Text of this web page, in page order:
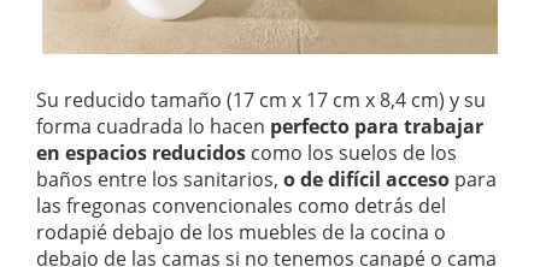
Su reducido tamaño (17 cm x 17 cm x 8,4 cm) y su
forma cuadrada lo hacen perfecto para trabajar
en espacios reducidos como los suelos de los
baños entre los sanitarios, o de difícil acceso para
las fregonas convencionales como detrás del
rodapié debajo de los muebles de la cocina o
debajo de las camas si no tenemos canapé o cama